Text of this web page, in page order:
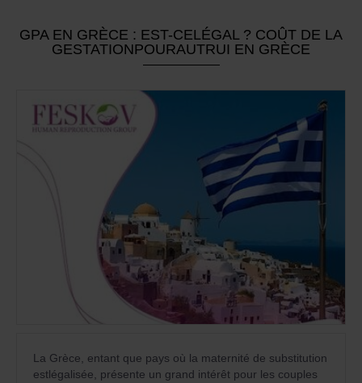
GPA EN GRÈCE : EST-CELÉGAL ? COÛT DE LA
GESTATIONPOURAUTRUI EN GRÈCE
La Grèce, entant que pays où la maternité de substitution
estlégalisée, présente un grand intérêt pour les couples